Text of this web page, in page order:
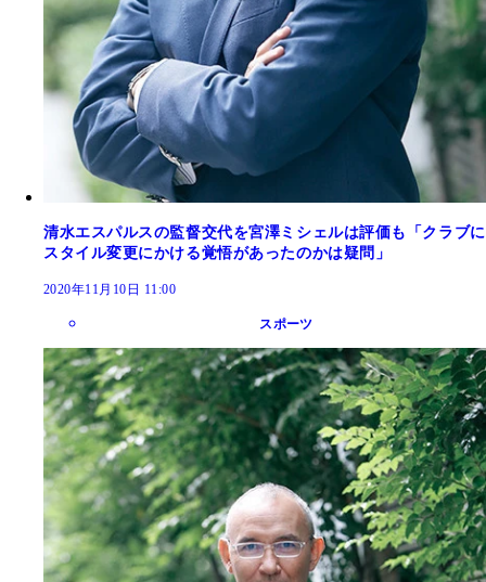
清水エスパルスの監督交代を宮澤ミシェルは評価も「クラブに
スタイル変更にかける覚悟があったのかは疑問」
2020年11月10日 11:00
スポーツ